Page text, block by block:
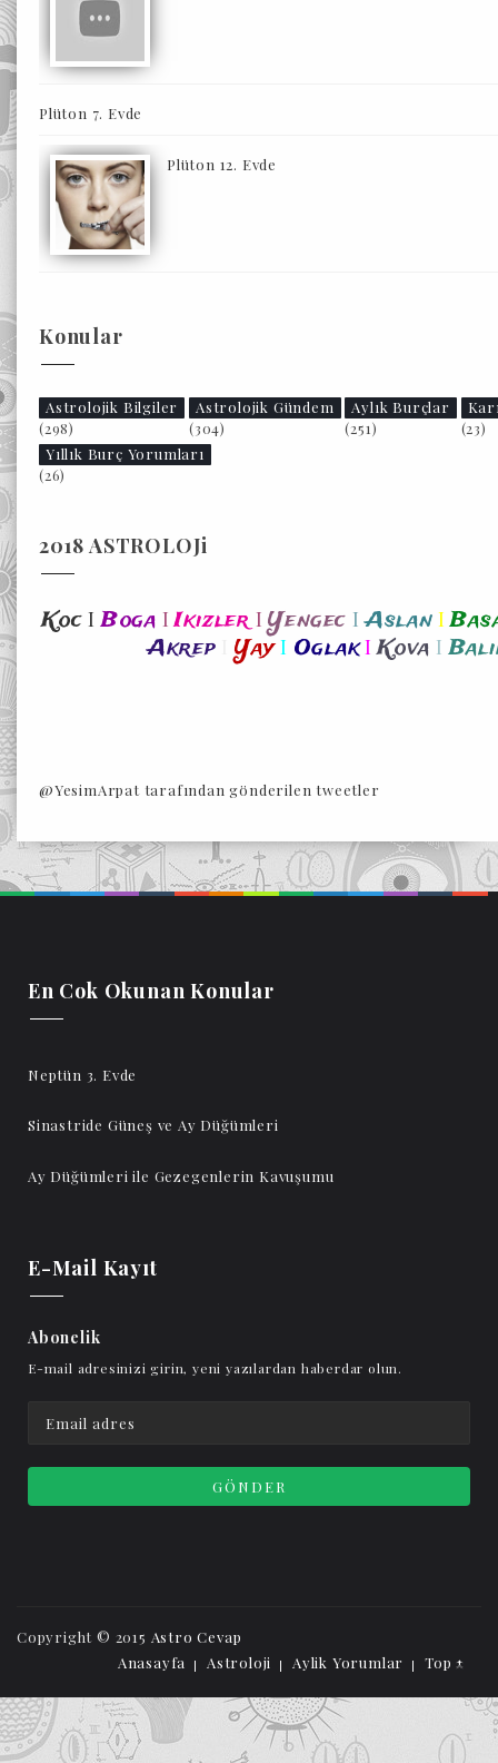
Plüton 7. Evde
Plüton 12. Evde
Konular
Astrolojik Bilgiler
(298)
Astrolojik Gündem
(304)
Aylık Burçlar
(251)
(23)
Yıllık Burç Yorumları
(26)
2018 ASTROLOJi
Koc I Boga I Ikizler I Yengec I Aslan I
Akrep
Yay I Oglak I Kova I
@YesimArpat tarafından gönderilen tweetler
En Cok Okunan Konular
Neptün 3. Evde
Sinastride Güneş ve Ay Düğümleri
Ay Düğümleri ile Gezegenlerin Kavuşumu
E-Mail Kayıt
Abonelik
E-mail adresinizi girin, yeni yazılardan haberdar olun.
Copyright © 2015 Astro Cevap
Anasayfa
Astroloji Aylik Yorumlar Top ↑